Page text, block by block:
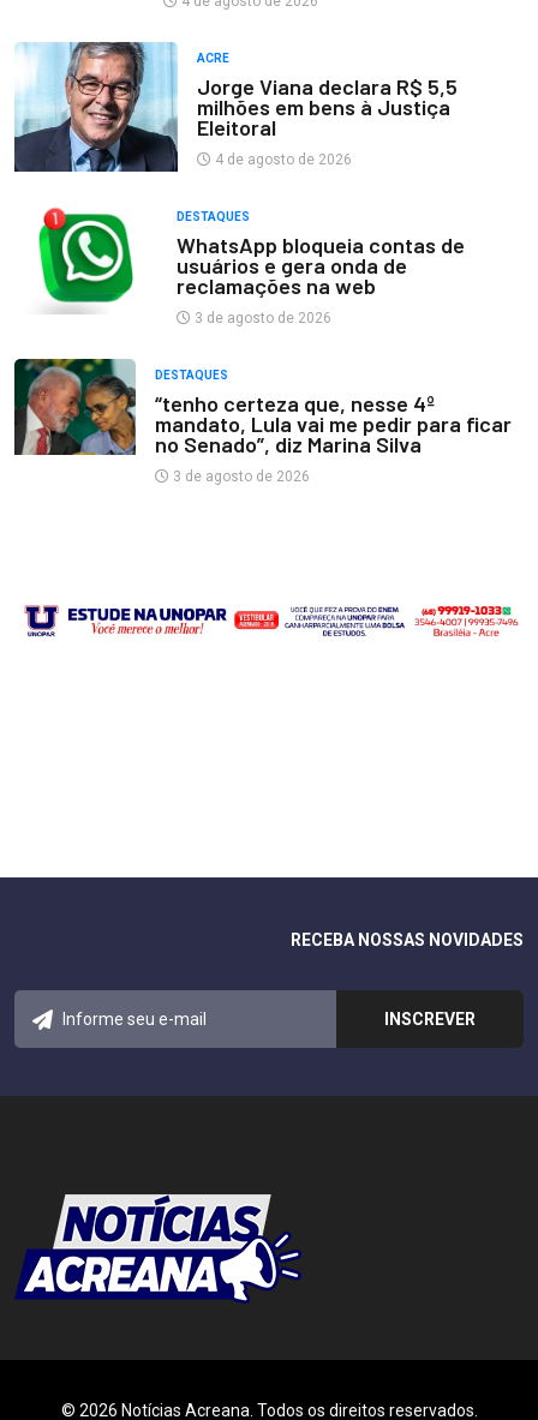
ACRE
Jorge Viana declara R$ 5,5
milhões em bens à Justiça
Eleitoral
4 de agosto de 2026
DESTAQUES
WhatsApp bloqueia contas de
usuários e gera onda de
reclamações na web
3 de agosto de 2026
DESTAQUES
“tenho certeza que, nesse 4º
mandato, Lula vai me pedir para ficar
no Senado”, diz Marina Silva
3 de agosto de 2026
RECEBA NOSSAS NOVIDADES
© 2026 Notícias Acreana. Todos os direitos reservados.